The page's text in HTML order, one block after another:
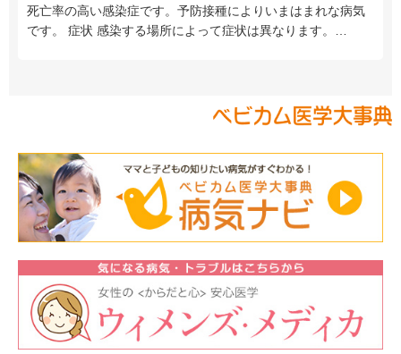
死亡率の高い感染症です。予防接種によりいまはまれな病気
です。 症状 感染する場所によって症状は異なります。…